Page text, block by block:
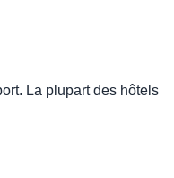
La plupart des hôtels